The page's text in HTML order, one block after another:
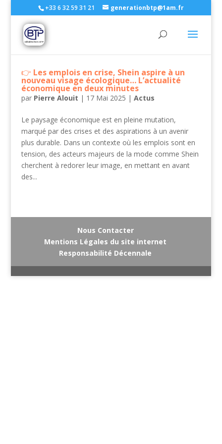
+33 6 32 59 31 21 generationbtp@1am.fr
Les emplois en crise, Shein aspire à un
nouveau visage écologique… L’actualité
économique en deux minutes
par Pierre Alouit | 17 Mai 2025 | Actus
Le paysage économique est en pleine mutation,
marqué par des crises et des aspirations à un avenir
plus durable. Dans un contexte où les emplois sont en
tension, des acteurs majeurs de la mode comme Shein
cherchent à redorer leur image, en mettant en avant
des...
Nous Contacter
Mentions Légales du site internet
Responsabilité Décennale